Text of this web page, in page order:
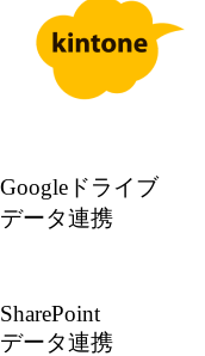
Googleドライブ
データ連携
SharePoint
データ連携